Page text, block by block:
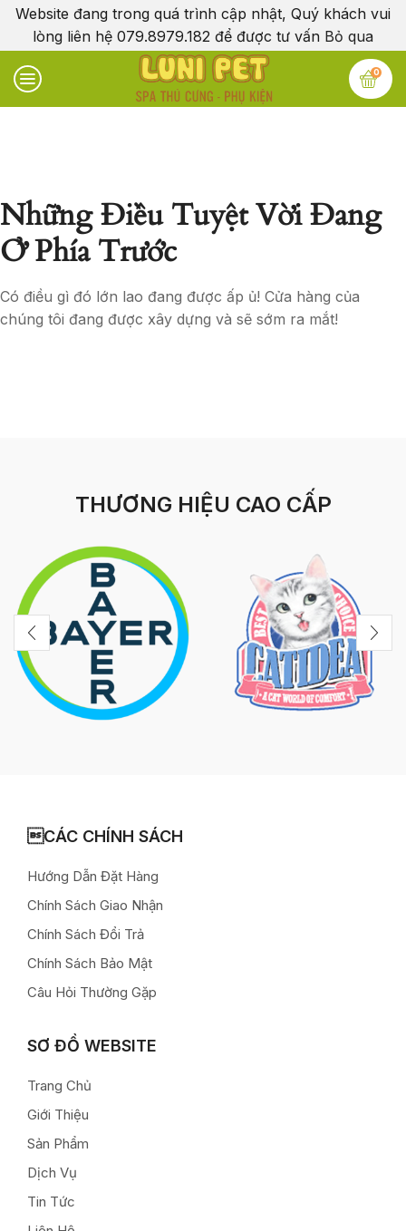
Website đang trong quá trình cập nhật, Quý khách vui
lòng liên hệ 079.8979.182 để được tư vấn Bỏ qua
0
Những Điều Tuyệt Vời Đang
Ở Phía Trước
Có điều gì đó lớn lao đang được ấp ủ! Cửa hàng của
chúng tôi đang được xây dựng và sẽ sớm ra mắt!
THƯƠNG HIỆU CAO CẤP
CÁC CHÍNH SÁCH
Hướng Dẫn Đặt Hàng
Chính Sách Giao Nhận
Chính Sách Đổi Trả
Chính Sách Bảo Mật
Câu Hỏi Thường Gặp
SƠ ĐỒ WEBSITE
Trang Chủ
Giới Thiệu
Sản Phẩm
Dịch Vụ
Tin Tức